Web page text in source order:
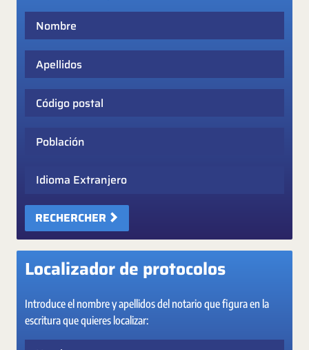
Idioma Extranjero
RECHERCHER
Localizador de protocolos
Introduce el nombre y apellidos del notario que figura en la
escritura que quieres localizar: